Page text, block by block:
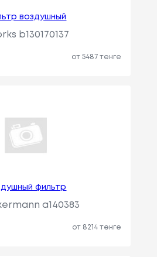
воздушный
b130170137
от 5487 тенге
фильтр
a140383
от 8214 тенге